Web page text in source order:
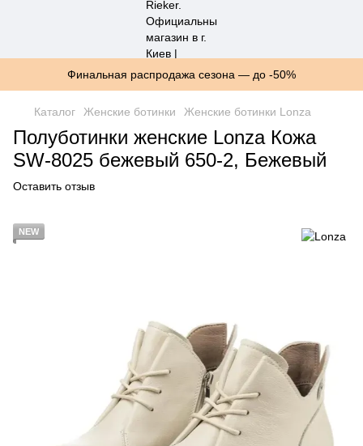
Финальная распродажа сезона — до -50%
Каталог Женские ботинки Женские ботинки Lonza
Полуботинки женские Lonza Кожа
SW-8025 бежевый 650-2, Бежевый
Оставить отзыв
NEW